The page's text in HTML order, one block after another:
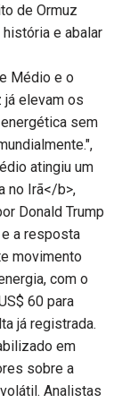
de Ormuz
e abalar
Médio e o
elevam os
sem
atingiu um
no Irã</b>,
Donald Trump
a resposta
movimento
com o
60 para
já registrada.
em
sobre a
Analistas